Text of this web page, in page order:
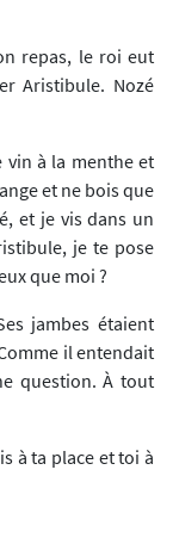
repas, le roi eut
Aristibule. Nozé
à la menthe et
et ne bois que
et je vis dans un
je te pose
que moi ?
jambes étaient
il entendait
question. À tout
à ta place et toi à